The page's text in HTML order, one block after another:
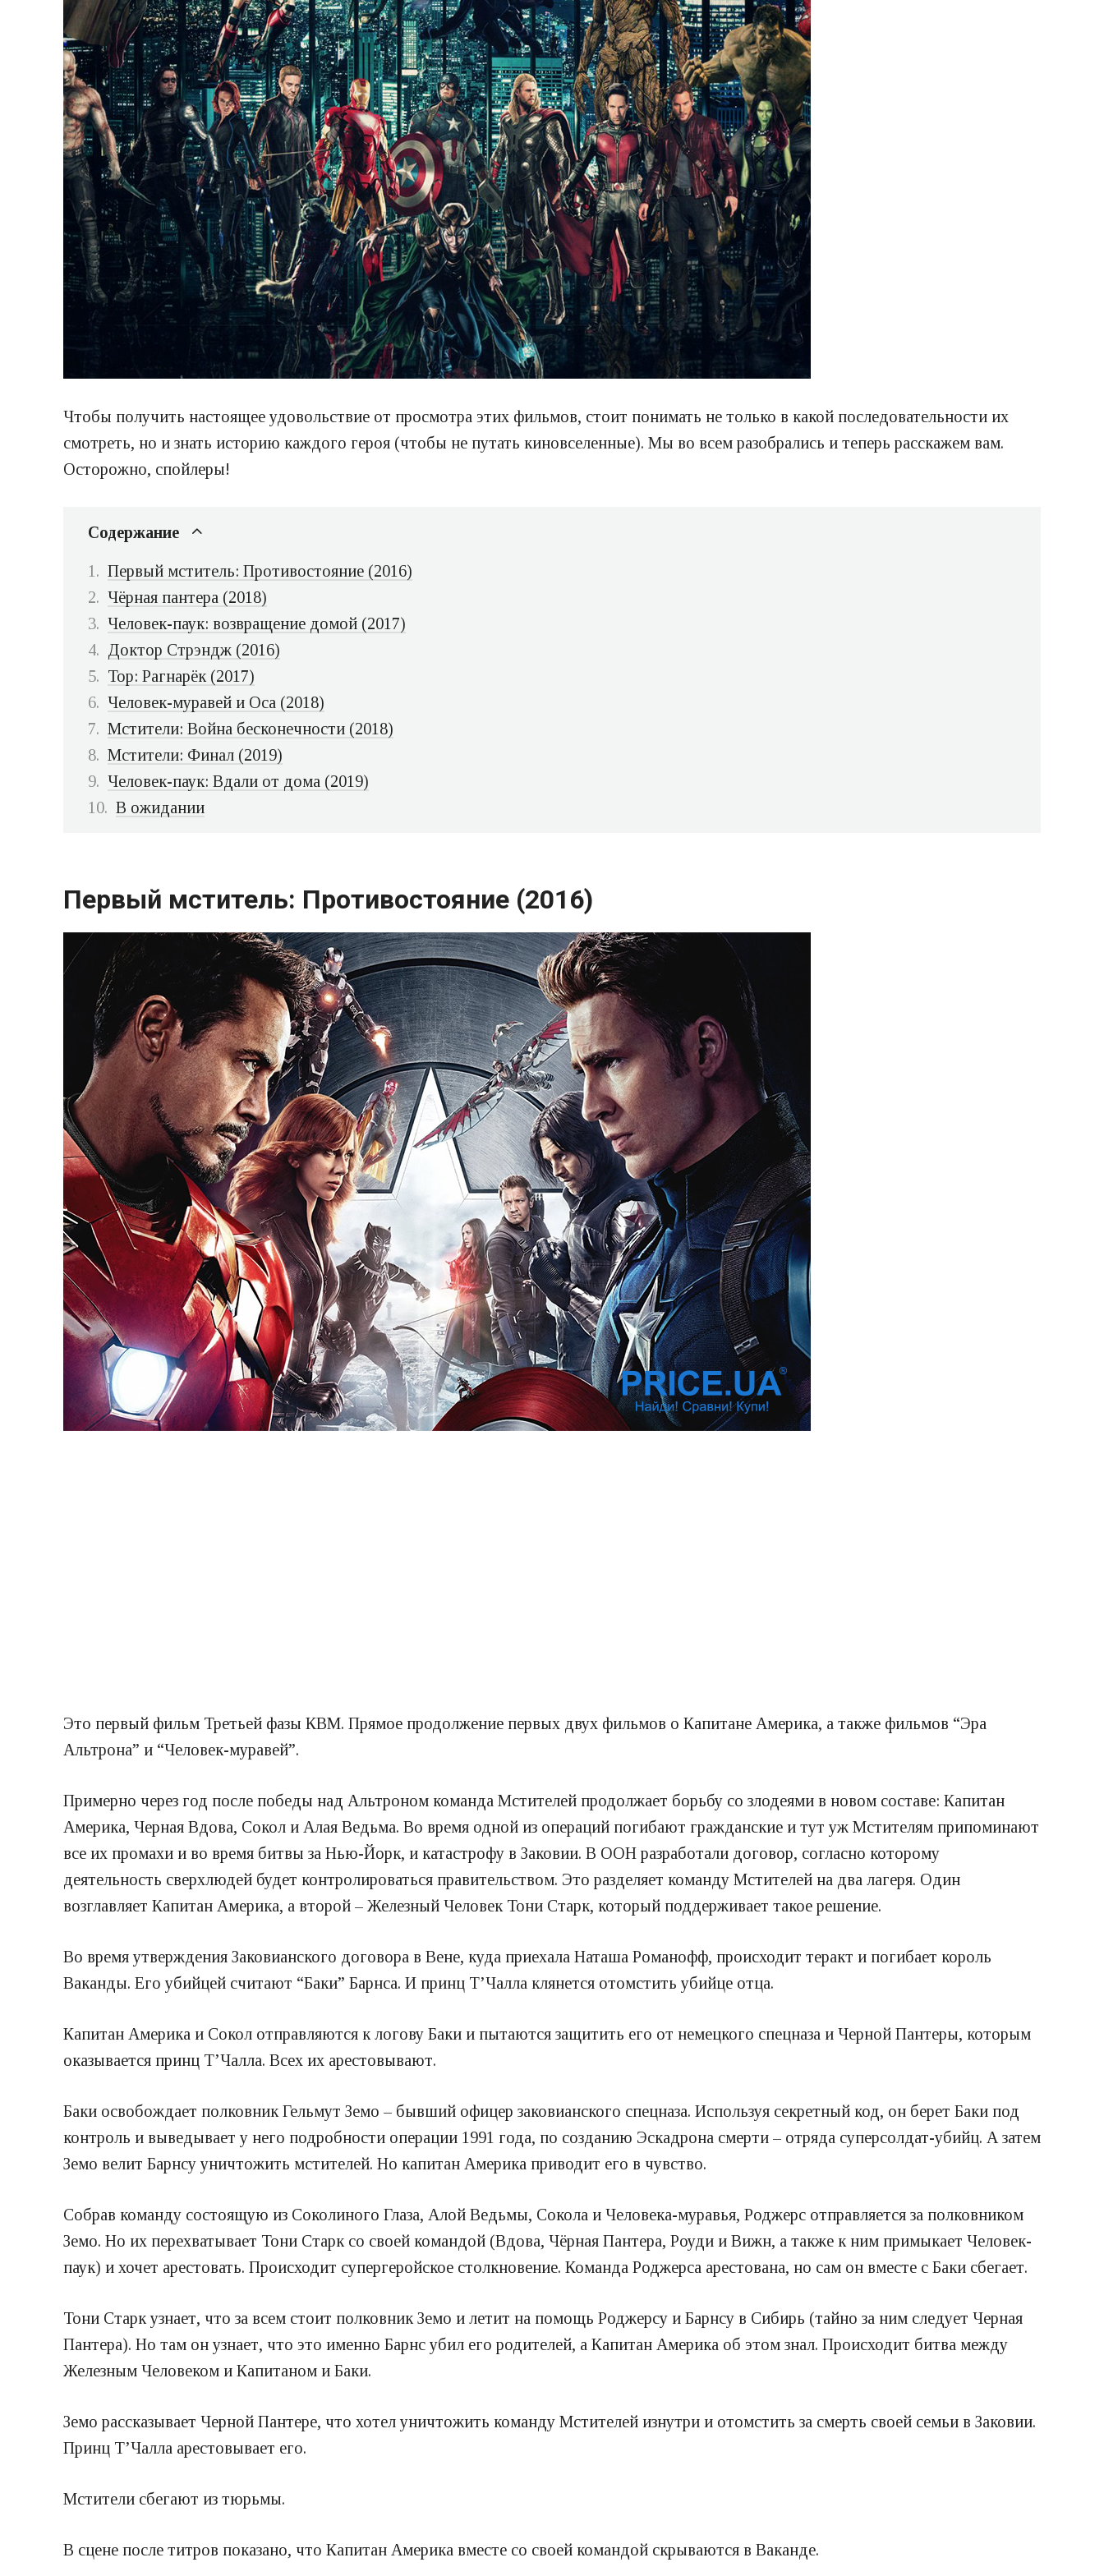
Чтобы получить настоящее удовольствие от просмотра этих фильмов, стоит понимать не только в какой последовательности их
смотреть, но и знать историю каждого героя (чтобы не путать киновселенные). Мы во всем разобрались и теперь расскажем вам.
Осторожно, спойлеры!
Содержание
Первый мститель: Противостояние (2016)
Чёрная пантера (2018)
Человек-паук: возвращение домой (2017)
Доктор Стрэндж (2016)
Тор: Рагнарёк (2017)
Человек-муравей и Оса (2018)
Мстители: Война бесконечности (2018)
Мстители: Финал (2019)
Человек-паук: Вдали от дома (2019)
В ожидании
Первый мститель: Противостояние (2016)
Это первый фильм Третьей фазы КВМ. Прямое продолжение первых двух фильмов о Капитане Америка, а также фильмов “Эра
Альтрона” и “Человек-муравей”.
Примерно через год после победы над Альтроном команда Мстителей продолжает борьбу со злодеями в новом составе: Капитан
Америка, Черная Вдова, Сокол и Алая Ведьма. Во время одной из операций погибают гражданские и тут уж Мстителям припоминают
все их промахи и во время битвы за Нью-Йорк, и катастрофу в Заковии. В ООН разработали договор, согласно которому
деятельность сверхлюдей будет контролироваться правительством. Это разделяет команду Мстителей на два лагеря. Один
возглавляет Капитан Америка, а второй – Железный Человек Тони Старк, который поддерживает такое решение.
Во время утверждения Заковианского договора в Вене, куда приехала Наташа Романофф, происходит теракт и погибает король
Ваканды. Его убийцей считают “Баки” Барнса. И принц Т’Чалла клянется отомстить убийце отца.
Капитан Америка и Сокол отправляются к логову Баки и пытаются защитить его от немецкого спецназа и Черной Пантеры, которым
оказывается принц Т’Чалла. Всех их арестовывают.
Баки освобождает полковник Гельмут Земо – бывший офицер заковианского спецназа. Используя секретный код, он берет Баки под
контроль и выведывает у него подробности операции 1991 года, по созданию Эскадрона смерти – отряда суперсолдат-убийц. А затем
Земо велит Барнсу уничтожить мстителей. Но капитан Америка приводит его в чувство.
Собрав команду состоящую из Соколиного Глаза, Алой Ведьмы, Сокола и Человека-муравья, Роджерс отправляется за полковником
Земо. Но их перехватывает Тони Старк со своей командой (Вдова, Чёрная Пантера, Роуди и Вижн, а также к ним примыкает Человек-
паук) и хочет арестовать. Происходит супергеройское столкновение. Команда Роджерса арестована, но сам он вместе с Баки сбегает.
Тони Старк узнает, что за всем стоит полковник Земо и летит на помощь Роджерсу и Барнсу в Сибирь (тайно за ним следует Черная
Пантера). Но там он узнает, что это именно Барнс убил его родителей, а Капитан Америка об этом знал. Происходит битва между
Железным Человеком и Капитаном и Баки.
Земо рассказывает Черной Пантере, что хотел уничтожить команду Мстителей изнутри и отомстить за смерть своей семьи в Заковии.
Принц Т’Чалла арестовывает его.
Мстители сбегают из тюрьмы.
В сцене после титров показано, что Капитан Америка вместе со своей командой скрываются в Ваканде.